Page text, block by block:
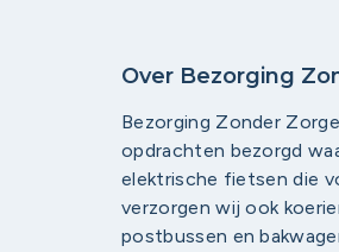
Over Bezorging
Bezorging Zonder
opdrachten bezorgd
elektrische fietsen die
verzorgen wij ook
postbussen en